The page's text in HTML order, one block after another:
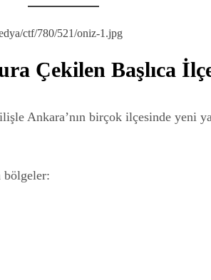
Çekilen Başlıca
Ankara’nın birçok ilçesinde yeni
bölgeler: